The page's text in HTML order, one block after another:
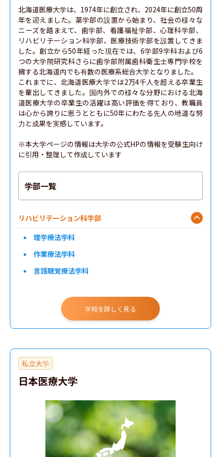
北海道医療大学は、1974年に創立され、2024年に創立50周
年を迎えました。薬学部の設置から始まり、社会の様々な
ニーズを踏まえて、歯学部、看護福祉学部、心理科学部、
リハビリテーション科学部、医療技術学部を設置してきま
した。創立から50年経った現在では、6学部9学科および6
つの大学院研究科さらに歯学部附属歯科衛生士専門学校を
擁する北海道内でも有数の医療系総合大学となりました。
これまでに、北海道医療大学では2万4千人を超える卒業生
を輩出してきました。国内外での様々な分野における北海
道医療大学の卒業生の活躍は高い評価を得ており、教職員
は心から誇りに思うとともに50年にわたる先人の地道な努
力と成果を実感しています。
※本大学ページの情報は大学の公式HPの情報を受験生向け
に引用・整理して作成しています
学部一覧
リハビリテーション科学部
理学療法学科
作業療法学科
言語聴覚療法学科
学校を詳しく見る
私立大学
日本医療大学